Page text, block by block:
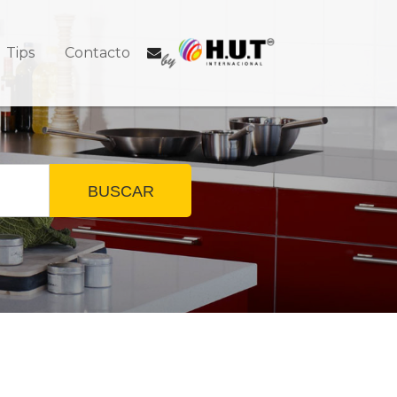
Tips Contacto
BUSCAR